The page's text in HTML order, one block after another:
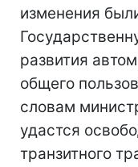
изменения
развития
общего
словам
удастся
транзитного